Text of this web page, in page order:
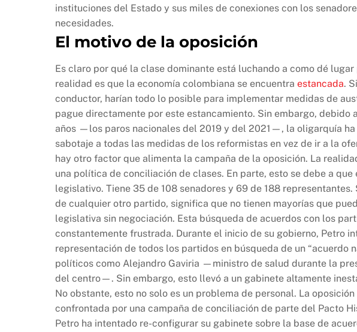
instituciones del Estado y sus miles de conexiones con los
necesidades.
El motivo de la oposición
Es claro por qué la clase dominante está luchando a como dé
realidad es que la economía colombiana se encuentra estancada.
conductor, harían todo lo posible para implementar medidas de
pague directamente por este estancamiento. Sin embargo, debido
años —los paros nacionales del 2019 y del 2021—, la oligarquía
sabotaje a todas las medidas de los reformistas en vez de ir a la
hay otro factor que alimenta la campaña de la oposición. La
una política de conciliación de clases. En parte, esto se debe a
legislativo. Tiene 35 de 108 senadores y 69 de 188
de cualquier otro partido, significa que no tienen mayorías que
legislativa sin negociación. Esta búsqueda de acuerdos con los
constantemente frustrada. Durante el inicio de su gobierno, Petro
representación de todos los partidos en búsqueda de un “acuerdo
políticos como Alejandro Gaviria —ministro de salud durante la
del centro—. Sin embargo, esto llevó a un gabinete altamente
No obstante, esto no solo es un problema de personal. La
confrontada por una campaña de conciliación de parte del Pacto
Petro ha intentado re-configurar su gabinete sobre la base de